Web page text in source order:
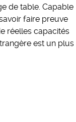
de table. Capable
faire preuve
réelles capacités
est un plus